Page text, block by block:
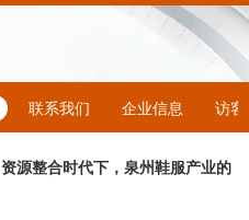
联系我们 企业信息 访客
资源整合时代下，泉州鞋服产业的